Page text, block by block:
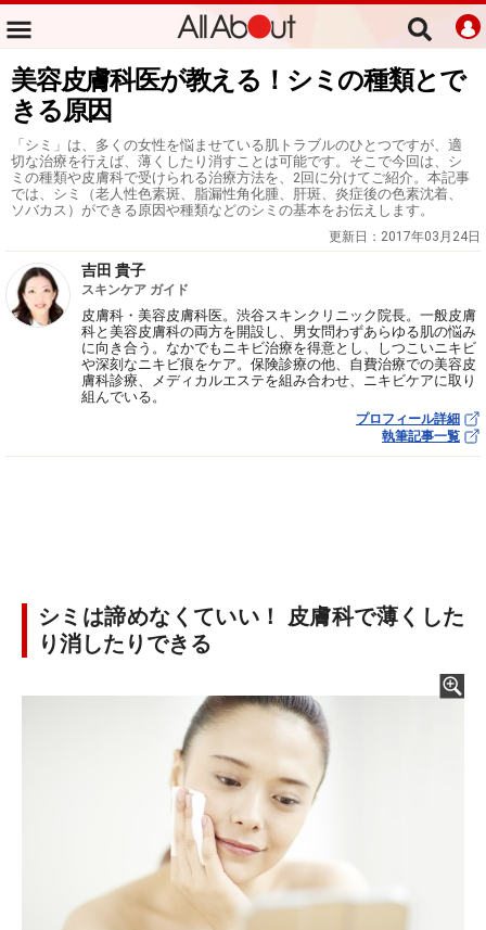
美容皮膚科医が教える！シミの種類とで
きる原因
「シミ」は、多くの女性を悩ませている肌トラブルのひとつですが、適
切な治療を行えば、薄くしたり消すことは可能です。そこで今回は、シ
ミの種類や皮膚科で受けられる治療方法を、2回に分けてご紹介。本記事
では、シミ（老人性色素斑、脂漏性角化腫、肝斑、炎症後の色素沈着、
ソバカス）ができる原因や種類などのシミの基本をお伝えします。
更新日： 2017年03月24日
吉田 貴子
スキンケア ガイド
皮膚科・美容皮膚科医。渋谷スキンクリニック院長。一般皮膚
科と美容皮膚科の両方を開設し、男女問わずあらゆる肌の悩み
に向き合う。なかでもニキビ治療を得意とし、しつこいニキビ
や深刻なニキビ痕をケア。保険診療の他、自費治療での美容皮
膚科診療、メディカルエステを組み合わせ、ニキビケアに取り
組んでいる。
プロフィール詳細
執筆記事一覧
シミは諦めなくていい！ 皮膚科で薄くした
り消したりできる